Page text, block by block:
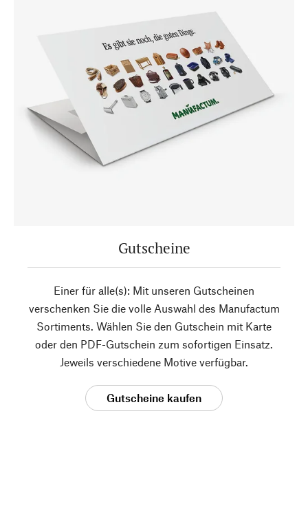
Gutscheine
Einer für alle(s): Mit unseren Gutscheinen
verschenken Sie die volle Auswahl des Manufactum
Sortiments. Wählen Sie den Gutschein mit Karte
oder den PDF-Gutschein zum sofortigen Einsatz.
Jeweils verschiedene Motive verfügbar.
Gutscheine kaufen